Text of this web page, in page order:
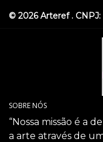
© 2026 Arteref .
SOBRE NÓS
“Nossa missão é a
a arte através de